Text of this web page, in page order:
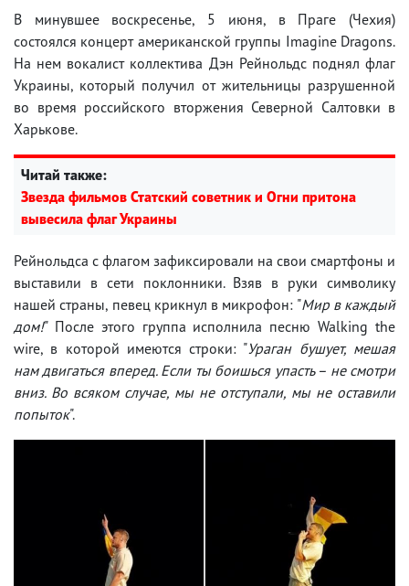
В минувшее воскресенье, 5 июня, в Праге (Чехия)
состоялся концерт американской группы Imagine Dragons.
На нем вокалист коллектива Дэн Рейнольдс поднял флаг
Украины, который получил от жительницы разрушенной
во время российского вторжения Северной Салтовки в
Харькове.
Читай также:
Звезда фильмов Статский советник и Огни притона
вывесила флаг Украины
Рейнольдса с флагом зафиксировали на свои смартфоны и
выставили в сети поклонники. Взяв в руки символику
нашей страны, певец крикнул в микрофон: "Мир в каждый
дом!" После этого группа исполнила песню Walking the
wire, в которой имеются строки: "Ураган бушует, мешая
нам двигаться вперед. Если ты боишься упасть – не смотри
вниз. Во всяком случае, мы не отступали, мы не оставили
попыток".